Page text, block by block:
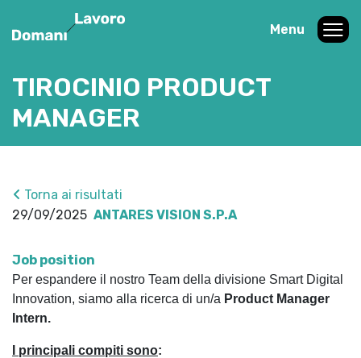
Menu
TIROCINIO PRODUCT
MANAGER
Torna ai risultati
29/09/2025 ANTARES VISION S.P.A
Job position
Per espandere il nostro Team della divisione Smart Digital
Innovation, siamo alla ricerca di un/a Product Manager
Intern.
I principali compiti sono: